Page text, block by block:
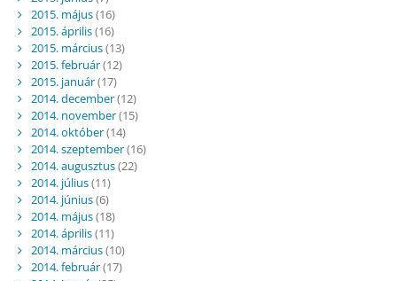
2015. május(16)
2015. április(16)
2015. március(13)
2015. február(12)
2015. január(17)
2014. december(12)
2014. november(15)
2014. október(14)
2014. szeptember(16)
2014. augusztus(22)
2014. július(11)
2014. június(6)
2014. május(18)
2014. április(11)
2014. március(10)
2014. február(17)